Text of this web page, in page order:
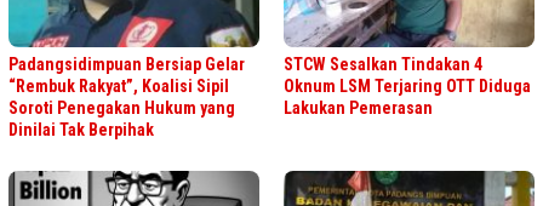
Padangsidimpuan Bersiap Gelar
“Rembuk Rakyat”, Koalisi Sipil
Soroti Penegakan Hukum yang
Dinilai Tak Berpihak
STCW Sesalkan Tindakan 4
Oknum LSM Terjaring OTT Diduga
Lakukan Pemerasan